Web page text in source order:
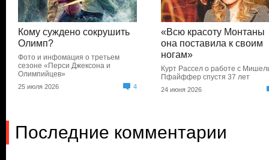
Кому суждено сокрушить
Олимп?
Фото и инфомация о третьем
сезоне «Перси Джексона и
Олимпийцев»
25 июля 2026 4
«Всю красоту Монтаны
она поставила к своим
ногам»
Курт Рассел о работе с
Пфайффер спустя 37 лет
24 июня 2026
Последние комментарии